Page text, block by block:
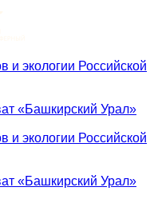
и экологии Российской
«Башкирский Урал»
и экологии Российской
«Башкирский Урал»